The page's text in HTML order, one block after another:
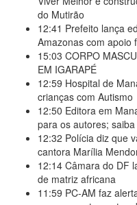
do Mutirão
12:41 Prefeito lança
Amazonas com apoio
15:03 CORPO
EM IGARAPÉ
12:59 Hospital de
crianças com Autismo
12:50 Editora em
para os autores;
12:32 Polícia diz que
cantora Marília
12:14 Câmara do DF
de matriz africana
11:59 PC-AM faz